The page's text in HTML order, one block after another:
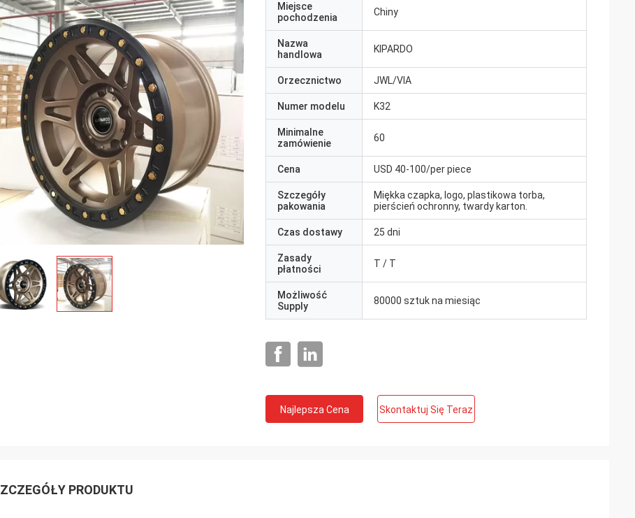
Miejsce
pochodzenia
Chiny
Nazwa
handlowa
KIPARDO
Orzecznictwo JWL/VIA
Numer modelu K32
Minimalne
zamówienie
60
Cena USD 40-100/per piece
Szczegóły
pakowania
Miękka czapka, logo, plastikowa torba,
pierścień ochronny, twardy karton.
Czas dostawy 25 dni
Zasady
płatności
T / T
Możliwość
Supply
80000 sztuk na miesiąc
Najlepsza Cena Skontaktuj Się Teraz
PRODUKTU